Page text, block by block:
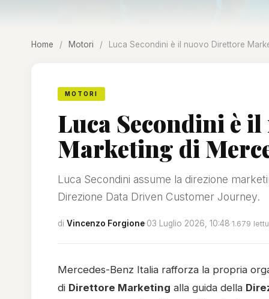
Home / Motori / Luca Secondini è il nuovo Direttore
MOTORI
Luca Secondini è
Marketing di
Luca Secondini assume la direzione
Direzione Data Driven Customer Journey.
di Vincenzo Forgione·03 Luglio 2026, 10:48·1.679
Mercedes-Benz Italia rafforza la propria
di Direttore Marketing alla guida della